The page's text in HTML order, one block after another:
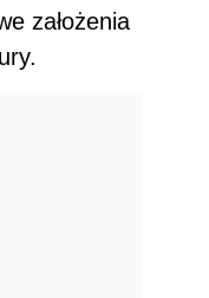
założenia